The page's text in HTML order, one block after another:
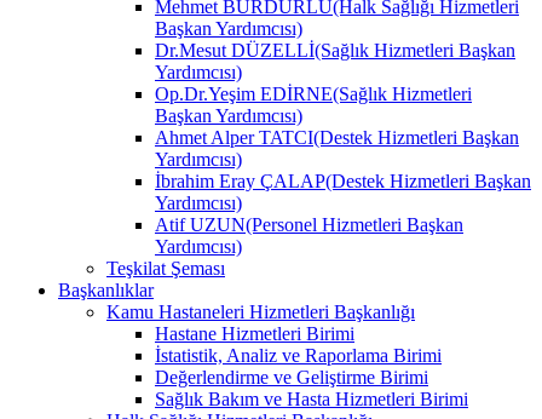
Mehmet BURDURLU(Halk Sağlığı Hizmetleri
Başkan Yardımcısı)
Dr.Mesut DÜZELLİ(Sağlık Hizmetleri Başkan
Yardımcısı)
Op.Dr.Yeşim EDİRNE(Sağlık Hizmetleri
Başkan Yardımcısı)
Ahmet Alper TATCI(Destek Hizmetleri Başkan
Yardımcısı)
İbrahim Eray ÇALAP(Destek Hizmetleri Başkan
Yardımcısı)
Atif UZUN(Personel Hizmetleri Başkan
Yardımcısı)
Teşkilat Şeması
Başkanlıklar
Kamu Hastaneleri Hizmetleri Başkanlığı
Hastane Hizmetleri Birimi
İstatistik, Analiz ve Raporlama Birimi
Değerlendirme ve Geliştirme Birimi
Sağlık Bakım ve Hasta Hizmetleri Birimi